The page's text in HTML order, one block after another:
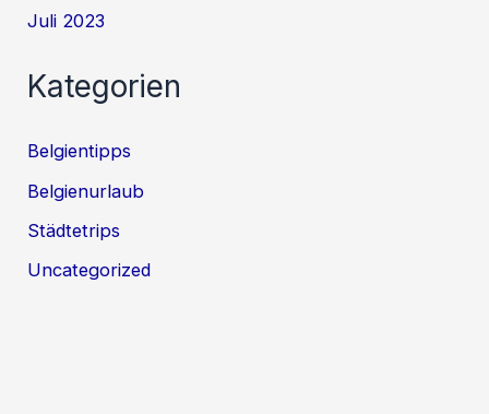
Juli 2023
Kategorien
Belgientipps
Belgienurlaub
Städtetrips
Uncategorized